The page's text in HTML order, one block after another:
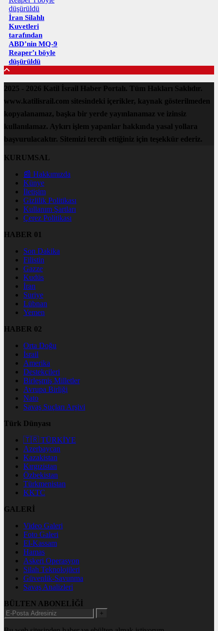
İran Silahlı
Kuvetleri
tarafından
ABD’nin MQ-9
Reaper’ı böyle
düşürüldü
2025 - 2026 Katil İsrail Haber Portalı. Tüm Hakları Saklıdır.
www.katilisrail.com sitesindeki içerikler, kaynak gösterilmeden
kopyalanamaz, başka bir yerde yayınlanamaz ve izinsiz
kullanılamaz. Aykırı işlem yapanlar hakkında yasal yollara
başvurulacaktır. Sitemizi tercih ettiğiniz için teşekkür ederiz.
KURUMSAL
📰 Hakkımızda
Künye
İletişim
Gizlilik Politikası
Kullanım Şartları
Çerez Politikası
HABER 01
Son Dakika
Filistin
Gazze
Kudüs
İran
Suriye
Lübnan
Yemen
HABER 02
Orta Doğu
İsrail
Amerika
Destekçileri
Birleşmiş Milletler
Avrupa Birliği
Nato
Savaş Suçları Arşivi
Türk Dünyası
🇹🇷 TÜRKİYE
Azerbaycan
Kazakistan
Kırgızistan
Özbekistan
Türkmenistan
KKTC
GALERİ
Video Galeri
Foto Galeri
El-Kassam
Hamas
Askeri Operasyon
Silah Teknolojileri
Güvenlik-Savunma
Savaş Analizleri
BÜLTEN ABONELİĞİ
+